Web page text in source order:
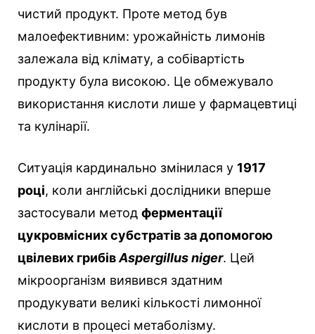
чистий продукт. Проте метод був
малоефективним: урожайність лимонів
залежала від клімату, а собівартість
продукту була високою. Це обмежувало
використання кислоти лише у фармацевтиці
та кулінарії.
Ситуація кардинально змінилася у 1917
році, коли англійські дослідники вперше
застосували метод ферментації
цукровмісних субстратів за допомогою
цвілевих грибівAspergillus niger. Цей
мікроорганізм виявився здатним
продукувати великі кількості лимонної
кислоти в процесі метаболізму.